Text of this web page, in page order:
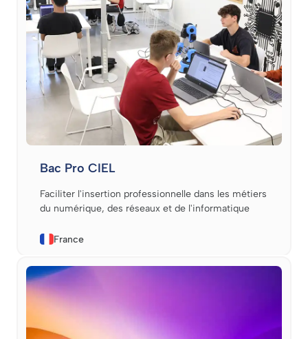
Bac Pro CIEL
Faciliter l'insertion professionnelle dans les métiers
du numérique, des réseaux et de l'informatique
France